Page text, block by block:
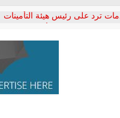
ترد على رئيس هيئة التأمينات
أصحاب المعاشات.. ونطالب بكشف
سليمان يكتب: القطاع الصحي إلى
الشعبي يطلق لجنة “الحق